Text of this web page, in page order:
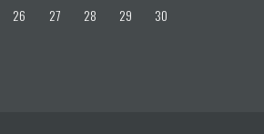
26 27 28 29
30